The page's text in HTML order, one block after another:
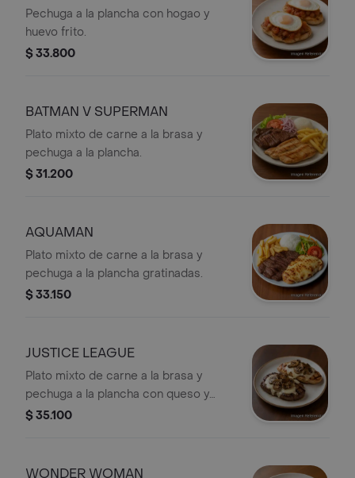
Pechuga a la plancha con hogao y
huevo frito.
$ 33.800
BATMAN V SUPERMAN
Plato mixto de carne a la brasa y
pechuga a la plancha.
$ 31.200
AQUAMAN
Plato mixto de carne a la brasa y
pechuga a la plancha gratinadas.
$ 33.150
JUSTICE LEAGUE
Plato mixto de carne a la brasa y
pechuga a la plancha con queso y
champiñones salteados en
$ 35.100
WONDER WOMAN